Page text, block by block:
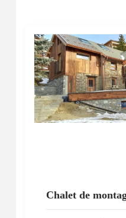
Chalet de